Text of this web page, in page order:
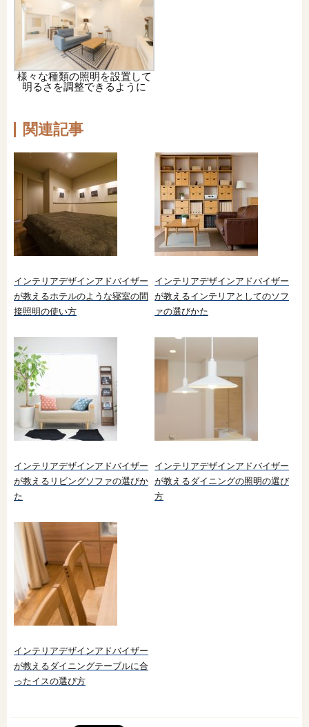
様々な種類の照明を設置して
明るさを調整できるように
関連記事
インテリアデザインアドバイザー
が教えるホテルのような寝室の間
接照明の使い方
インテリアデザインアドバイザー
が教えるインテリアとしてのソフ
ァの選びかた
インテリアデザインアドバイザー
が教えるリビングソファの選びか
た
インテリアデザインアドバイザー
が教えるダイニングの照明の選び
方
インテリアデザインアドバイザー
が教えるダイニングテーブルに合
ったイスの選び方